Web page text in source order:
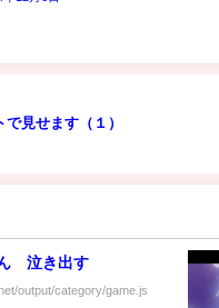
見せます（１）
泣き出す
output/category/game.js